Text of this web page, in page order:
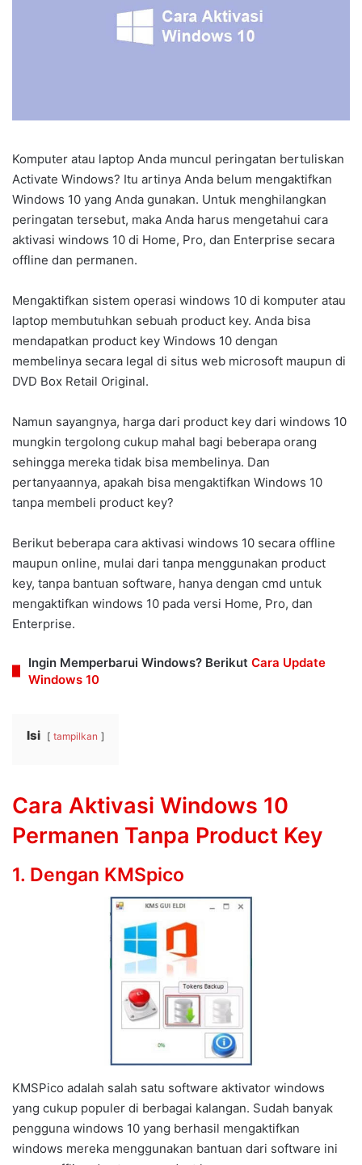
Komputer atau laptop Anda muncul peringatan bertuliskan
Activate Windows? Itu artinya Anda belum mengaktifkan
Windows 10 yang Anda gunakan. Untuk menghilangkan
peringatan tersebut, maka Anda harus mengetahui cara
aktivasi windows 10 di Home, Pro, dan Enterprise secara
offline dan permanen.
Mengaktifkan sistem operasi windows 10 di komputer atau
laptop membutuhkan sebuah product key. Anda bisa
mendapatkan product key Windows 10 dengan
membelinya secara legal di situs web microsoft maupun di
DVD Box Retail Original.
Namun sayangnya, harga dari product key dari windows 10
mungkin tergolong cukup mahal bagi beberapa orang
sehingga mereka tidak bisa membelinya. Dan
pertanyaannya, apakah bisa mengaktifkan Windows 10
tanpa membeli product key?
Berikut beberapa cara aktivasi windows 10 secara offline
maupun online, mulai dari tanpa menggunakan product
key, tanpa bantuan software, hanya dengan cmd untuk
mengaktifkan windows 10 pada versi Home, Pro, dan
Enterprise.
Ingin Memperbarui Windows? Berikut Cara Update
Windows 10
Isi tampilkan
Cara Aktivasi Windows 10
Permanen Tanpa Product Key
1. Dengan KMSpico
KMSPico adalah salah satu software aktivator windows
yang cukup populer di berbagai kalangan. Sudah banyak
pengguna windows 10 yang berhasil mengaktifkan
windows mereka menggunakan bantuan dari software ini